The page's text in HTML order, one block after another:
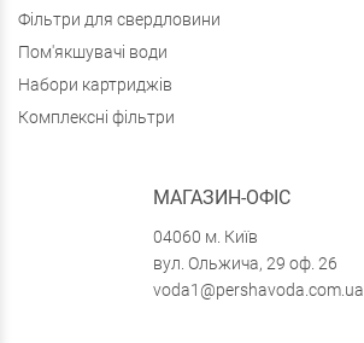
Фільтри для свердловини
Пом'якшувачі води
Набори картриджів
Комплексні фільтри
МАГАЗИН-ОФІС
04060 м. Київ
вул. Ольжича, 29 оф. 26
voda1@pershavoda.com.ua